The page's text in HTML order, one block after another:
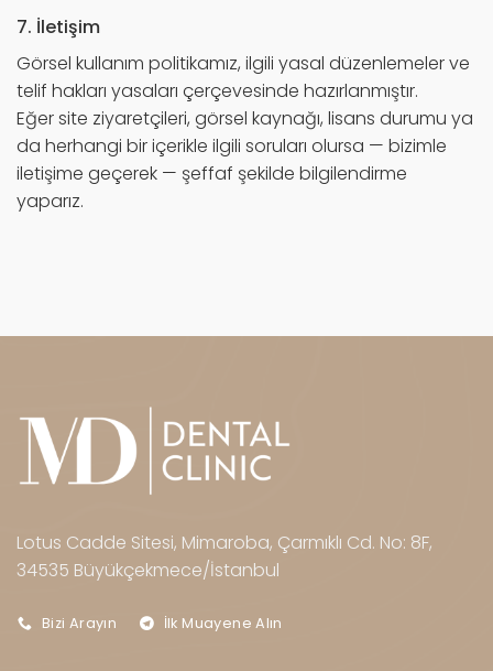
7. İletişim
Görsel kullanım politikamız, ilgili yasal düzenlemeler ve
telif hakları yasaları çerçevesinde hazırlanmıştır.
Eğer site ziyaretçileri, görsel kaynağı, lisans durumu ya
da herhangi bir içerikle ilgili soruları olursa — bizimle
iletişime geçerek — şeffaf şekilde bilgilendirme
yaparız.
Lotus Cadde Sitesi, Mimaroba, Çarmıklı Cd. No: 8F,
34535 Büyükçekmece/İstanbul
Bizi Arayın İlk Muayene Alın